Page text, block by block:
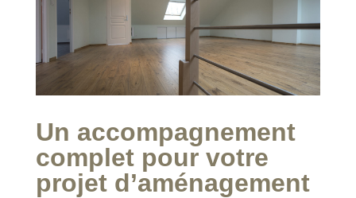
Un accompagnement
complet pour votre
projet d’aménagement